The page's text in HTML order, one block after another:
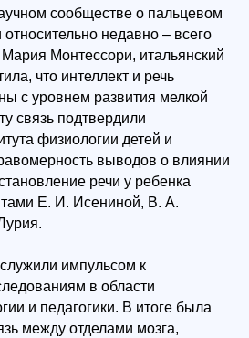
сообществе о пальцевом
относительно недавно – всего
Монтессори, итальянский
что интеллект и речь
с уровнем развития мелкой
связь подтвердили
физиологии детей и
выводов о влиянии
речи у ребенка
Е. И. Исениной, В. А.
импульсом к
в области
и педагогики. В итоге была
между отделами мозга,